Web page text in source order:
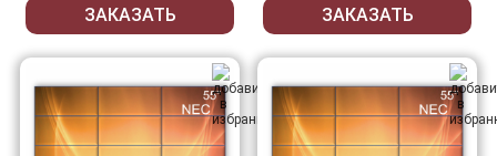
ЗАКАЗАТЬ ЗАКАЗАТЬ